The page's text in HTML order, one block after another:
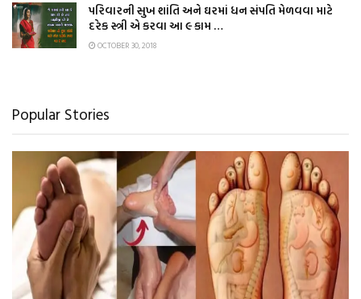
પરિવારની સુખ શાંતિ અને ઘરમાં ધન સંપતિ મેળવવા માટે
દરેક સ્ત્રી એ કરવા આ ૯ કામ …
OCTOBER 30, 2018
Popular Stories